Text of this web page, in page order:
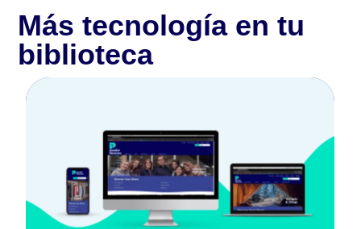
Más tecnología en tu
biblioteca